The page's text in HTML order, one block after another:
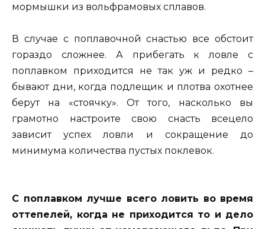
мормышки из вольфрамовых сплавов.
В случае с поплавочной снастью все обстоит
гораздо сложнее. А прибегать к ловле с
поплавком приходится не так уж и редко –
бывают дни, когда подлещик и плотва охотнее
берут на «стоячку». От того, насколько вы
грамотно настроите свою снасть всецело
зависит успех ловли и сокращение до
минимума количества пустых поклевок.
С поплавком лучше всего ловить во время
оттепелей, когда не приходится то и дело